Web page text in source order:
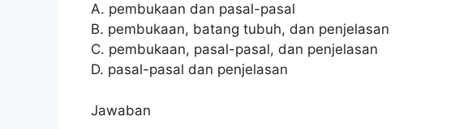
A. pembukaan dan pasal-pasal
B. pembukaan, batang tubuh, dan penjelasan
C. pembukaan, pasal-pasal, dan penjelasan
D. pasal-pasal dan penjelasan
Jawaban